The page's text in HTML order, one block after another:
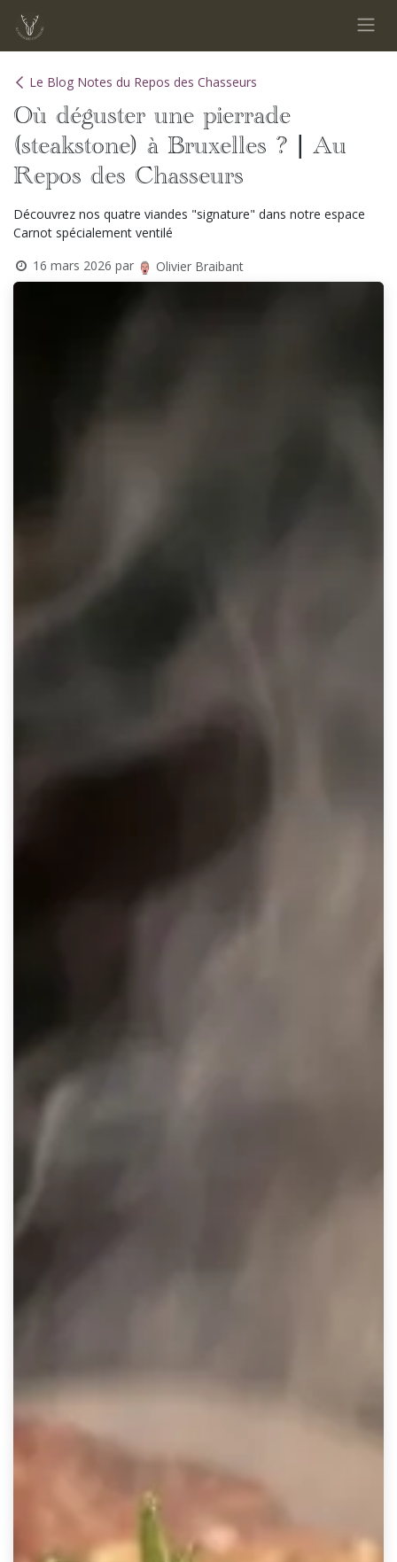
Le Blog Notes du Repos des Chasseurs
Où déguster une pierrade
(steakstone) à Bruxelles ? | Au
Repos des Chasseurs
Découvrez nos quatre viandes "signature" dans notre espace
Carnot spécialement ventilé
16 mars 2026 par Olivier Braibant